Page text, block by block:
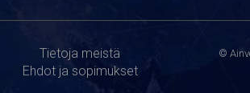
Tietoja meistä
Ehdot ja sopimukset
©